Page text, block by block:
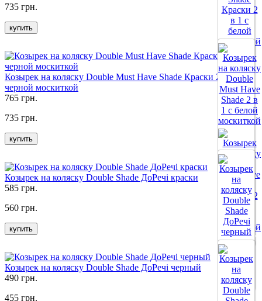
Все цвета
735 грн.
купить
Все цвета
Козырек на коляску Double Must Have Shade Краски 2 в 1 с
черной москиткой
765 грн.
735 грн.
купить
Все цвета
Козырек на коляску Double Shade ДоРечі краски
585 грн.
560 грн.
купить
Козырек на коляску Double Shade ДоРечі черный
490 грн.
455 грн.